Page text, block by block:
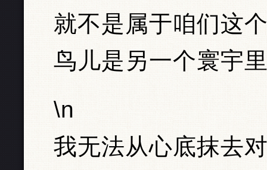
就不是属于咱们这
鸟儿是另一个寰宇
\n
我无法从心底抹去